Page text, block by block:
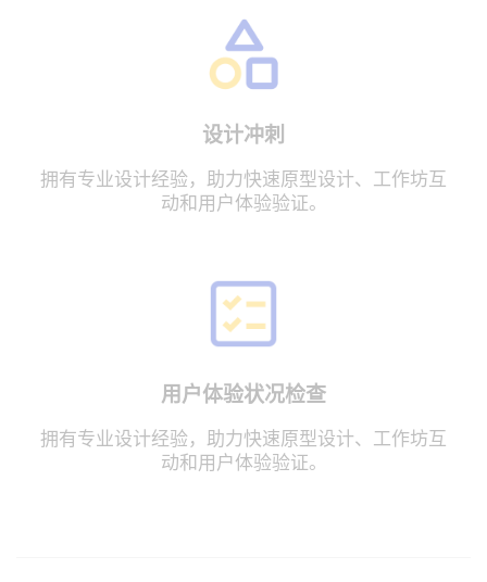
设计冲刺
拥有专业设计经验，助力快速原型设计、工作坊互
动和用户体验验证。
用户体验状况检查
拥有专业设计经验，助力快速原型设计、工作坊互
动和用户体验验证。